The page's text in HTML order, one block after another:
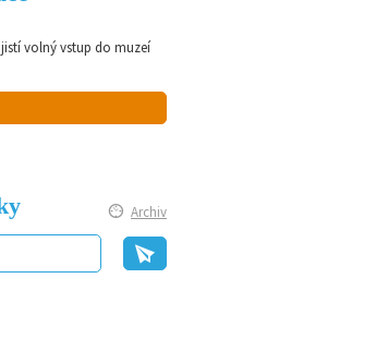
volný vstup do muzeí
Archiv